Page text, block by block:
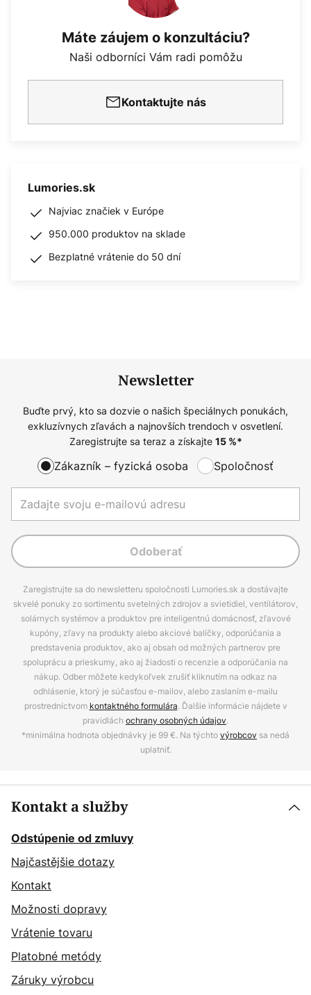
Máte záujem o konzultáciu?
Naši odborníci Vám radi pomôžu
Kontaktujte nás
Lumories.sk
Najviac značiek v Európe
950.000 produktov na sklade
Bezplatné vrátenie do 50 dní
Newsletter
Buďte prvý, kto sa dozvie o našich špeciálnych ponukách,
exkluzívnych zľavách a najnovších trendoch v osvetlení.
Zaregistrujte sa teraz a získajte 15%*
Zákazník – fyzická osoba Spoločnosť
Odoberať
Zaregistrujte sa do newsletteru spoločnosti Lumories.sk a dostávajte
skvelé ponuky zo sortimentu svetelných zdrojov a svietidiel, ventilátorov,
solárnych systémov a produktov pre inteligentnú domácnosť, zľavové
kupóny, zľavy na produkty alebo akciové balíčky, odporúčania a
predstavenia produktov, ako aj obsah od možných partnerov pre
spoluprácu a prieskumy, ako aj žiadosti o recenzie a odporúčania na
nákup. Odber môžete kedykoľvek zrušiť kliknutím na odkaz na
odhlásenie, ktorý je súčasťou e-mailov, alebo zaslaním e-mailu
prostredníctvom kontaktného formulára. Ďalšie informácie nájdete v
pravidlách ochrany osobných údajov.
*minimálna hodnota objednávky je 99 €. Na týchtovýrobcov sa nedá
uplatniť.
Kontakt a služby
Odstúpenie od zmluvy
Najčastějšie dotazy
Kontakt
Možnosti dopravy
Vrátenie tovaru
Platobné metódy
Záruky výrobcu